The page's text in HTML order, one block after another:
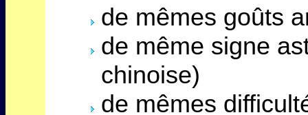
de mêmes goûts
de même signe
chinoise)
de mêmes